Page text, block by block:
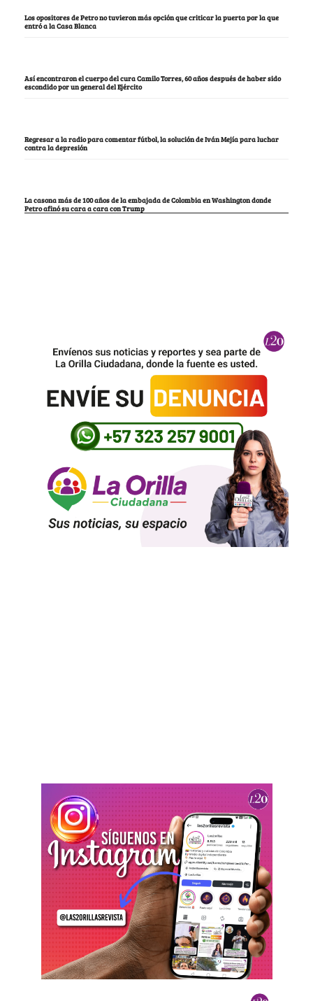
Los opositores de Petro no tuvieron más opción que criticar la puerta por la que
entró a la Casa Blanca
Así encontraron el cuerpo del cura Camilo Torres, 60 años después de haber sido
escondido por un general del Ejército
Regresar a la radio para comentar fútbol, la solución de Iván Mejía para luchar
contra la depresión
La casona más de 100 años de la embajada de Colombia en Washington donde
Petro afinó su cara a cara con Trump